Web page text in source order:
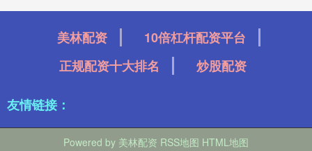
美林配资
10倍杠杆配资平台
正规配资十大排名
炒股配资
友情链接：
Powered by 美林配资 RSS地图 HTML地图